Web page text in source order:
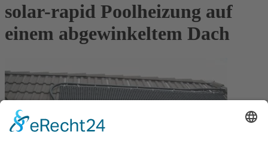
solar-rapid Poolheizung auf
einem abgewinkeltem Dach